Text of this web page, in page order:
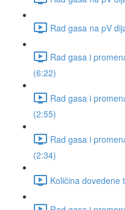
Rad gasa na pV
Rad gasa i
(6:22)
Rad gasa i
(2:55)
Rad gasa i
(2:34)
Količina dovedene